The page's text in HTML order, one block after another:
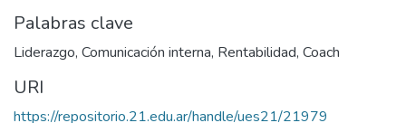
Palabras clave
Liderazgo, Comunicación interna, Rentabilidad, Coach
URI
https://repositorio.21.edu.ar/handle/ues21/21979